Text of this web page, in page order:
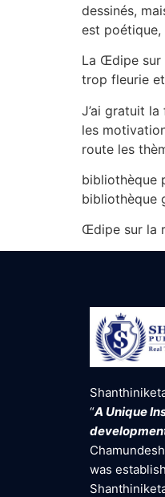
dessinés,
est poétique,
La Œdipe sur
trop fleurie
J’ai gratuit
les
route les
bibliothèque
bibliothèque
Œdipe sur la
“A Unique
was